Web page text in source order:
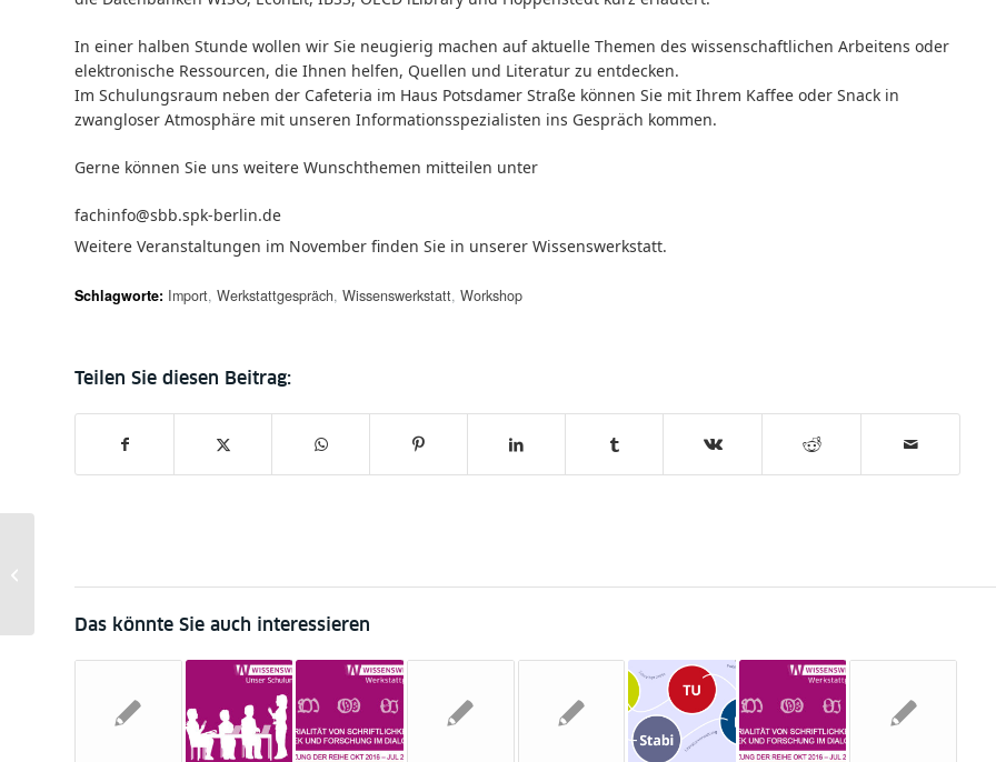
In einer halben Stunde wollen wir Sie neugierig machen auf aktuelle Themen des wissenschaftlichen Arbeitens oder
elektronische Ressourcen, die Ihnen helfen, Quellen und Literatur zu entdecken.
Im Schulungsraum neben der Cafeteria im Haus Potsdamer Straße können Sie mit Ihrem Kaffee oder Snack in
zwangloser Atmosphäre mit unseren Informationsspezialisten ins Gespräch kommen.
Gerne können Sie uns weitere Wunschthemen mitteilen unter
fachinfo@sbb.spk-berlin.de
Weitere Veranstaltungen im November finden Sie in unserer Wissenswerkstatt.
Schlagworte: Import, Werkstattgespräch, Wissenswerkstatt, Workshop
Das könnte Sie auch interessieren